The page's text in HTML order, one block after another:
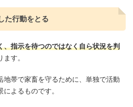
た行動をとる
、指示を待つのではなく自ら状況を判
ます。
地帯で家畜を守るために、単独で活動
よるものです。